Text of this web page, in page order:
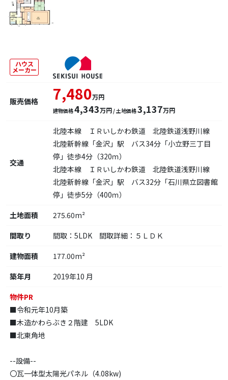
ハウス
メーカー
販売価格 7,480万円
建物価格4,343万円 / 土地価格3,137万円
交通
北陸本線 ＩＲいしかわ鉄道 北陸鉄道浅野川線
北陸新幹線「金沢」駅 バス34分「小立野三丁目
停」徒歩4分（320ｍ）
北陸本線 ＩＲいしかわ鉄道 北陸鉄道浅野川線
北陸新幹線「金沢」駅 バス32分「石川県立図書館
停」徒歩5分（400ｍ）
土地面積
275.60m²
間取り
間取：5LDK 間取詳細：５ＬＤＫ
建物面積
177.00m²
築年月
2019年10 月
物件PR
■令和元年10月築
■木造かわらぶき２階建 5LDK
■北東角地
--設備--
〇瓦一体型太陽光パネル（4.08kw)